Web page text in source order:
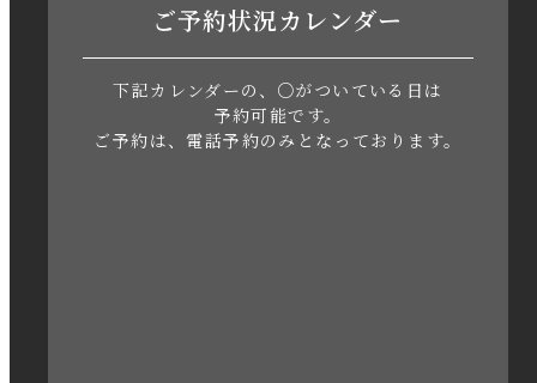
2023年5月
ご予約状況カレンダー
下記カレンダーの、○がついている日は
予約可能です。
ご予約は、電話予約のみとなっております。